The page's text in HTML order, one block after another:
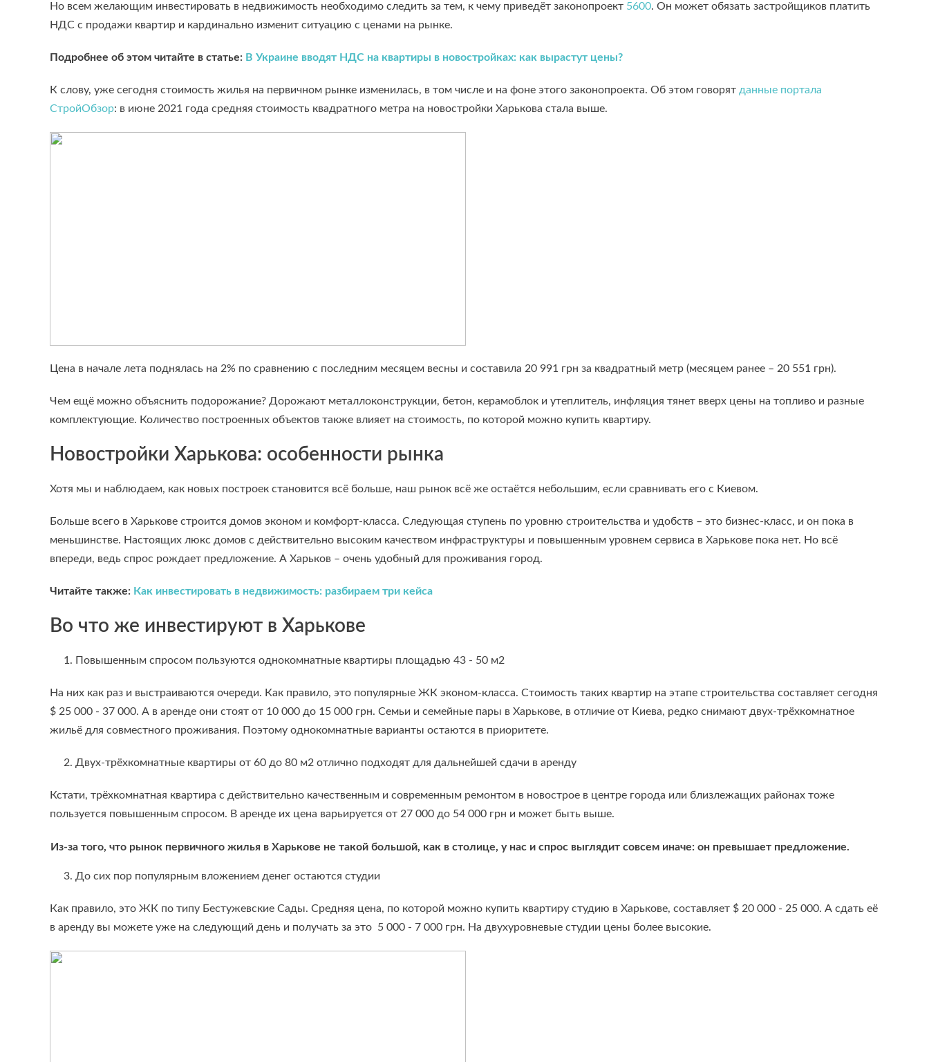
Но всем желающим инвестировать в недвижимость необходимо следить за тем, к чему приведёт законопроект 5600. Он может обязать застройщиков платить
НДС с продажи квартир и кардинально изменит ситуацию с ценами на рынке.
Подробнее об этом читайте в статье: В Украине вводят НДС на квартиры в новостройках: как вырастут цены?
К слову, уже сегодня стоимость жилья на первичном рынке изменилась, в том числе и на фоне этого законопроекта. Об этом говорят данные портала
СтройОбзор: в июне 2021 года средняя стоимость квадратного метра на новостройки Харькова стала выше.
Цена в начале лета поднялась на 2% по сравнению с последним месяцем весны и составила 20 991 грн за квадратный метр (месяцем ранее – 20 551 грн).
Чем ещё можно объяснить подорожание? Дорожают металлоконструкции, бетон, керамоблок и утеплитель, инфляция тянет вверх цены на топливо и разные
комплектующие. Количество построенных объектов также влияет на стоимость, по которой можно купить квартиру.
Новостройки Харькова: особенности рынка
Хотя мы и наблюдаем, как новых построек становится всё больше, наш рынок всё же остаётся небольшим, если сравнивать его с Киевом.
Больше всего в Харькове строится домов эконом и комфорт-класса. Следующая ступень по уровню строительства и удобств – это бизнес-класс, и он пока в
меньшинстве. Настоящих люкс домов с действительно высоким качеством инфраструктуры и повышенным уровнем сервиса в Харькове пока нет. Но всё
впереди, ведь спрос рождает предложение. А Харьков – очень удобный для проживания город.
Читайте также: Как инвестировать в недвижимость: разбираем три кейса
Во что же инвестируют в Харькове
1. Повышенным спросом пользуются однокомнатные квартиры площадью 43 - 50 м2
На них как раз и выстраиваются очереди. Как правило, это популярные ЖК эконом-класса. Стоимость таких квартир на этапе строительства составляет сегодня
$ 25 000 - 37 000. А в аренде они стоят от 10 000 до 15 000 грн. Семьи и семейные пары в Харькове, в отличие от Киева, редко снимают двух-трёхкомнатное
жильё для совместного проживания. Поэтому однокомнатные варианты остаются в приоритете.
2. Двух-трёхкомнатные квартиры от 60 до 80 м2 отлично подходят для дальнейшей сдачи в аренду
Кстати, трёхкомнатная квартира с действительно качественным и современным ремонтом в новострое в центре города или близлежащих районах тоже
пользуется повышенным спросом. В аренде их цена варьируется от 27 000 до 54 000 грн и может быть выше.
Из-за того, что рынок первичного жилья в Харькове не такой большой, как в столице, у нас и спрос выглядит совсем иначе: он превышает предложение.
3. До сих пор популярным вложением денег остаются студии
Как правило, это ЖК по типу Бестужевские Сады. Средняя цена, по которой можно купить квартиру студию в Харькове, составляет $ 20 000 - 25 000. А сдать её
в аренду вы можете уже на следующий день и получать за это 5 000 - 7 000 грн. На двухуровневые студии цены более высокие.